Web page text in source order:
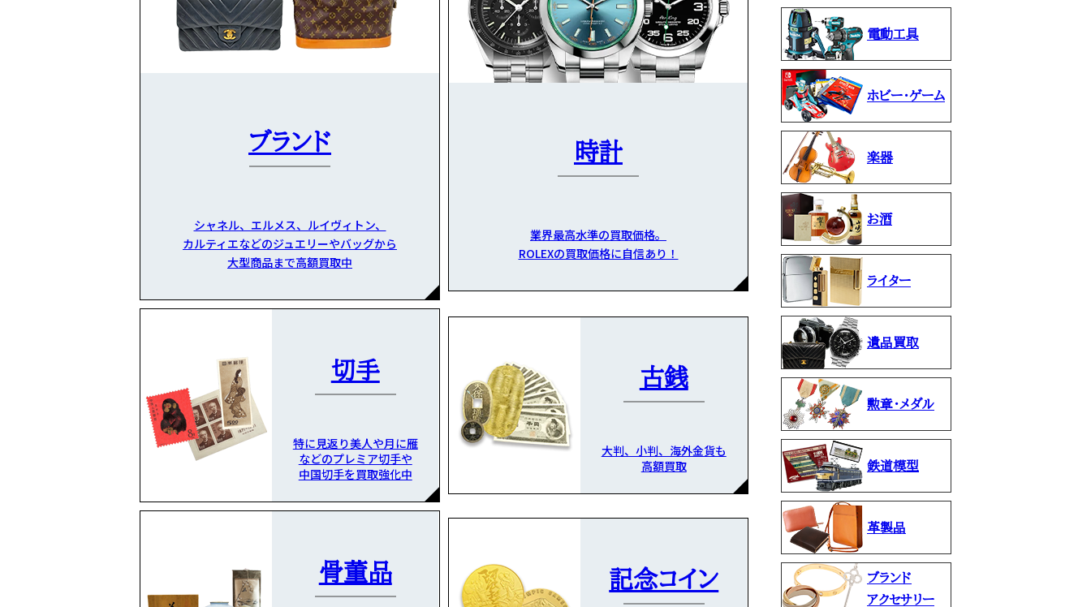
ブランド
シャネル、エルメス、ルイヴィトン、
カルティエなどのジュエリーやバッグから
大型商品まで高額買取中
時計
業界最高水準の買取価格。
ROLEXの買取価格に自信あり！
切手
特に見返り美人や月に雁
などのプレミア切手や
中国切手を買取強化中
古銭
大判、小判、海外金貨も
高額買取
骨董品 記念コイン
電動工具
ホビー・ゲーム
楽器
お酒
ライター
遺品買取
勲章・メダル
鉄道模型
革製品
ブランド
アクセサリー